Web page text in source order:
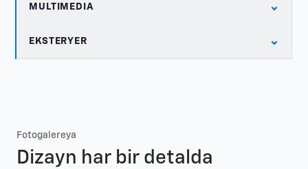
MULTIMEDIA ⌄
EKSTERYER ⌄
Fotogalereya
Dizayn har bir detalda